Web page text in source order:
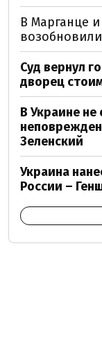
В Марганце
Суд вернул
дворец
В Украине не
Зеленский
Украина
России –